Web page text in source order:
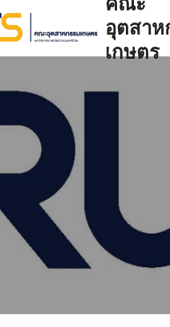
อุตสาห
เกษตร